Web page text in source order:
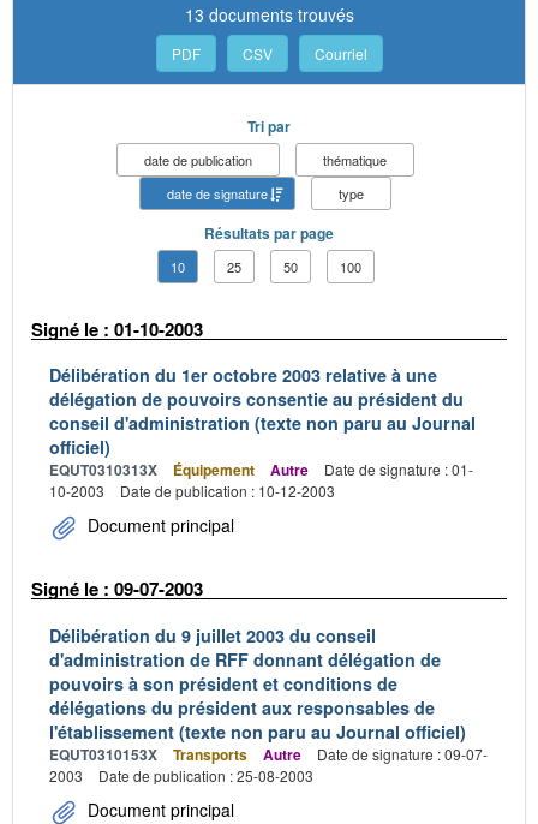
13 documents trouvés
PDF CSV Courriel
Tri par
date de publication
thématique
date de signature
type
Résultats par page
10 25 50 100
Signé le : 01-10-2003
Délibération du 1er octobre 2003 relative à une
délégation de pouvoirs consentie au président du
conseil d'administration (texte non paru au Journal
officiel)
EQUT0310313X Équipement Autre
Date de signature : 01-
10-2003
Date de publication : 10-12-2003
Document principal
Signé le : 09-07-2003
Délibération du 9 juillet 2003 du conseil
d'administration de RFF donnant délégation de
pouvoirs à son président et conditions de
délégations du président aux responsables de
l'établissement (texte non paru au Journal officiel)
EQUT0310153X Transports Autre
Date de signature : 09-07-
2003
Date de publication : 25-08-2003
Document principal